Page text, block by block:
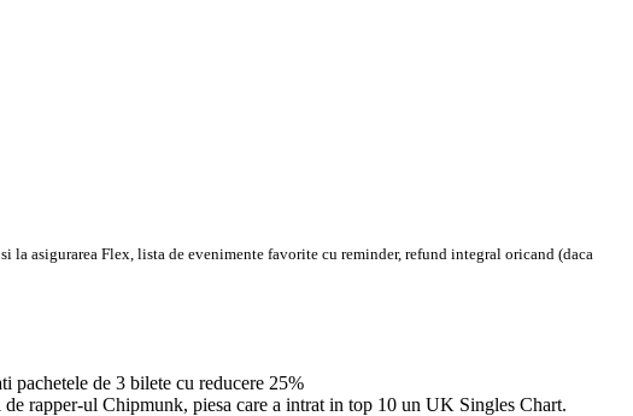
asigurarea Flex, lista de evenimente favorite cu reminder, refund integral oricand (daca
pachetele de 3 bilete cu reducere 25%
rapper-ul Chipmunk, piesa care a intrat in top 10 un UK Singles Chart.